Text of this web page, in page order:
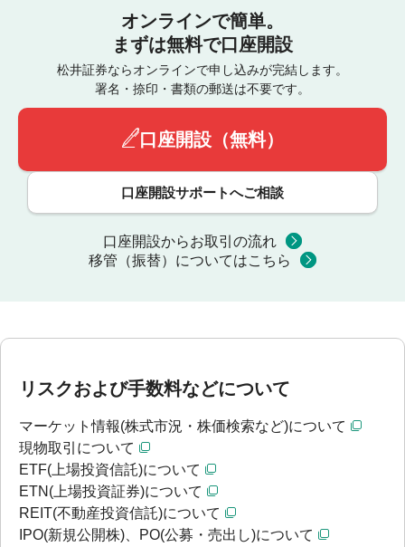
オンラインで簡単。
まずは無料で口座開設
松井証券ならオンラインで申し込みが完結します。
署名・捺印・書類の郵送は不要です。
口座開設（無料）
口座開設サポートへご相談
口座開設からお取引の流れ
移管（振替）についてはこちら
リスクおよび手数料などについて
マーケット情報(株式市況・株価検索など)について
現物取引について
ETF(上場投資信託)について
ETN(上場投資証券)について
REIT(不動産投資信託)について
IPO(新規公開株)、PO(公募・売出し)について